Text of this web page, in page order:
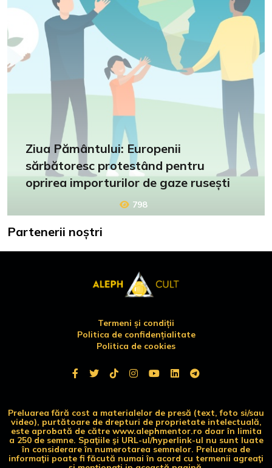
Ziua Pământului: Europenii
sărbătoresc protestând pentru
oprirea importurilor de gaze rusești
798
Partenerii noștri
Termeni și condiții
Politica de confidențialitate
Politica de cookies
Preluarea fără cost a materialelor de presă (text, foto si/sau
video), purtătoare de drepturi de proprietate intelectuală,
este aprobată de către www.alephmentor.ro doar în limita
a 250 de semne. Spaţiile şi URL-ul/hyperlink-ul nu sunt luate
în considerare în numerotarea semnelor. Preluarea de
informaţii poate fi făcută numai în acord cu termenii agreaţi